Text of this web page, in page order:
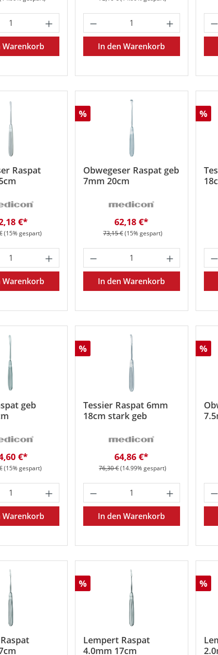
Anzahl: Gib den gewünschten Wert
Warenkorb
Produkt Anzahl: Gib
In den Warenkorb
Raspat
€*
Preis:
(15% gespart)
Anzahl: Gib den gewünschten Wert
Warenkorb
Rabatt
%
Obwegeser Raspat geb
7mm 20cm
Verkaufspreis:
62,18 €*
Regulärer Preis:
73,15 €(15% gespart)
Produkt Anzahl: Gib
In den Warenkorb
%
geb
€*
Preis:
(15% gespart)
Anzahl: Gib den gewünschten Wert
Warenkorb
Rabatt
%
Tessier Raspat 6mm
18cm stark geb
Verkaufspreis:
64,86 €*
Regulärer Preis:
76,30 €(14.99% gespart)
Produkt Anzahl: Gib
In den Warenkorb
%
Rabatt
%
Lempert Raspat
4.0mm 17cm
%